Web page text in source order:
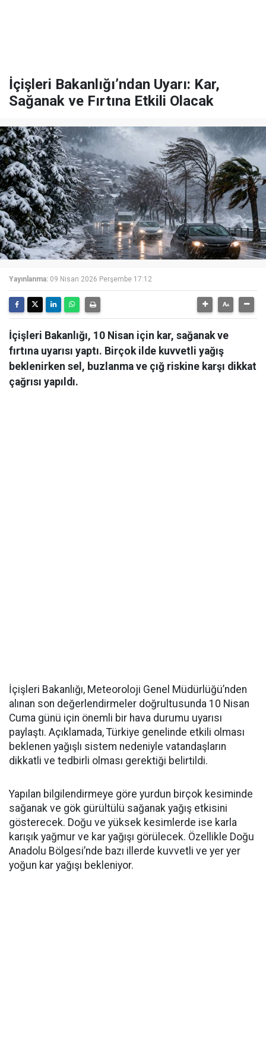
İçişleri Bakanlığı’ndan Uyarı: Kar,
Sağanak ve Fırtına Etkili Olacak
Yayınlanma: 09 Nisan 2026 Perşembe 17:12
İçişleri Bakanlığı, 10 Nisan için kar, sağanak ve
fırtına uyarısı yaptı. Birçok ilde kuvvetli yağış
beklenirken sel, buzlanma ve çığ riskine karşı dikkat
çağrısı yapıldı.
İçişleri Bakanlığı, Meteoroloji Genel Müdürlüğü’nden
alınan son değerlendirmeler doğrultusunda 10 Nisan
Cuma günü için önemli bir hava durumu uyarısı
paylaştı. Açıklamada, Türkiye genelinde etkili olması
beklenen yağışlı sistem nedeniyle vatandaşların
dikkatli ve tedbirli olması gerektiği belirtildi.
Yapılan bilgilendirmeye göre yurdun birçok kesiminde
sağanak ve gök gürültülü sağanak yağış etkisini
gösterecek. Doğu ve yüksek kesimlerde ise karla
karışık yağmur ve kar yağışı görülecek. Özellikle Doğu
Anadolu Bölgesi’nde bazı illerde kuvvetli ve yer yer
yoğun kar yağışı bekleniyor.